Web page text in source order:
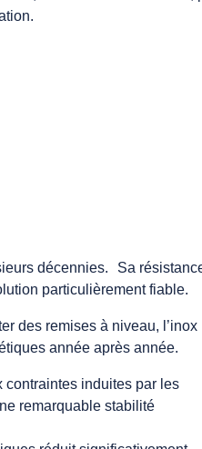
décennies. Sa
particulièrement fiable.
des remises à niveau, l’inox
année après année.
contraintes induites par les
remarquable stabilité